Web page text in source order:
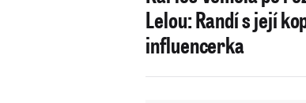
Lelou: Randí s její
influencerka